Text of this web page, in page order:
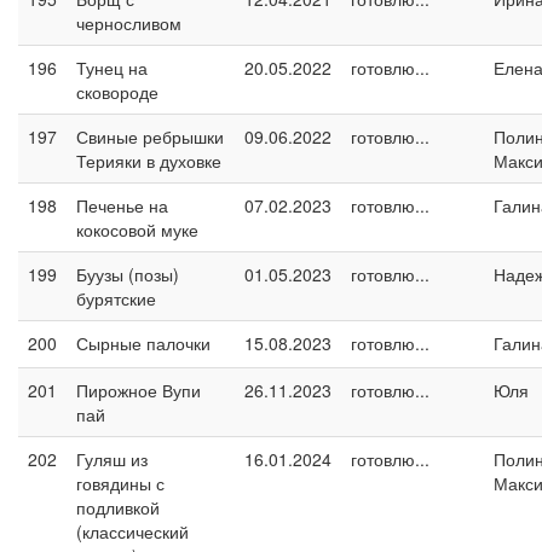
черносливом
196
Тунец на
сковороде
20.05.2022 готовлю...
197
Свиные ребрышки
Терияки в духовке
09.06.2022 готовлю...
198
Печенье на
кокосовой муке
07.02.2023 готовлю...
199
Буузы (позы)
бурятские
01.05.2023 готовлю...
200 Сырные палочки 15.08.2023 готовлю...
201
Пирожное Вупи
пай
26.11.2023 готовлю... Юля
202
Гуляш из
говядины с
подливкой
(классический
16.01.2024 готовлю...